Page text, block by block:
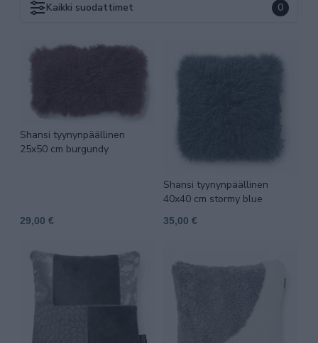
Kaikki suodattimet 0
Shansi tyynynpäällinen
25x50 cm burgundy
29,00 €
Shansi tyynynpäällinen
40x40 cm stormy blue
35,00 €